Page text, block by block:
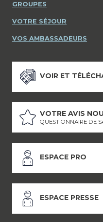
GROUPES
VOTRE SÉJOUR
VOS AMBASSADEURS
VOIR ET
VOTRE AVIS
QUESTIONNAIRE DE
ESPACE PRO
ESPACE PRESSE